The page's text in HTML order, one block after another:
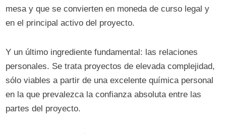
mesa y que se convierten en moneda de curso legal y
en el principal activo del proyecto.
Y un último ingrediente fundamental: las relaciones
personales. Se trata proyectos de elevada complejidad,
sólo viables a partir de una excelente química personal
en la que prevalezca la confianza absoluta entre las
partes del proyecto.